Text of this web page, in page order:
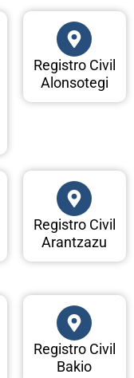
Registro Civil
Alonsotegi
Registro Civil
Arantzazu
Registro Civil
Bakio